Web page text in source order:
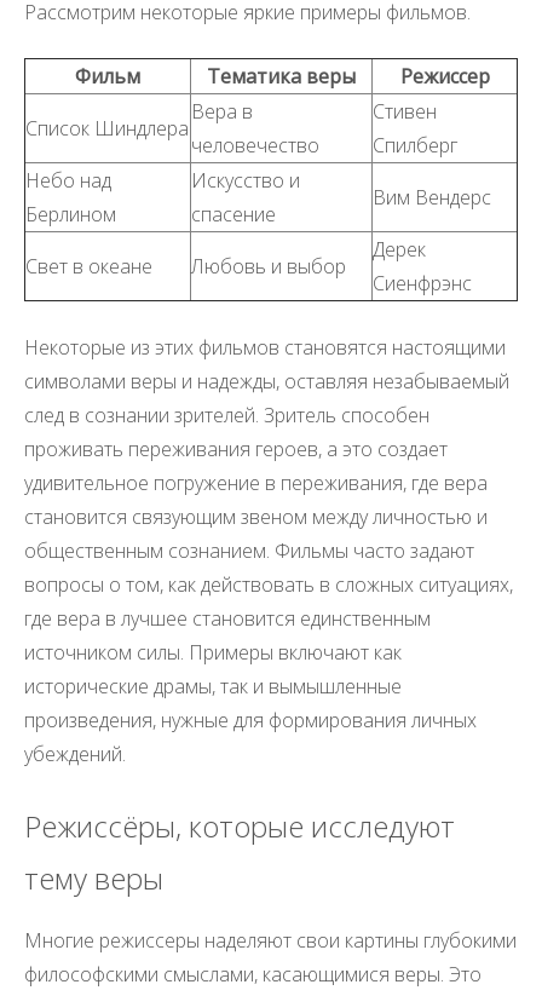
Рассмотрим некоторые яркие примеры фильмов.
Фильм Тематика веры
Режиссер
Список Шиндлера
Вера в
человечество
Стивен
Спилберг
Небо над
Берлином
Искусство и
спасение
Вим Вендерс
Свет в океане Любовь и выбор
Дерек
Сиенфрэнс
Некоторые из этих фильмов становятся настоящими
символами веры и надежды, оставляя незабываемый
след в сознании зрителей. Зритель способен
проживать переживания героев, а это создает
удивительное погружение в переживания, где вера
становится связующим звеном между личностью и
общественным сознанием. Фильмы часто задают
вопросы о том, как действовать в сложных ситуациях,
где вера в лучшее становится единственным
источником силы. Примеры включают как
исторические драмы, так и вымышленные
произведения, нужные для формирования личных
убеждений.
Режиссёры, которые исследуют
тему веры
Многие режиссеры наделяют свои картины глубокими
философскими смыслами, касающимися веры. Это